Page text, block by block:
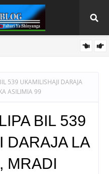
539 UKAMILISHAJI DARAJA
ASILIMIA 99
BIL 539
DARAJA LA
MRADI